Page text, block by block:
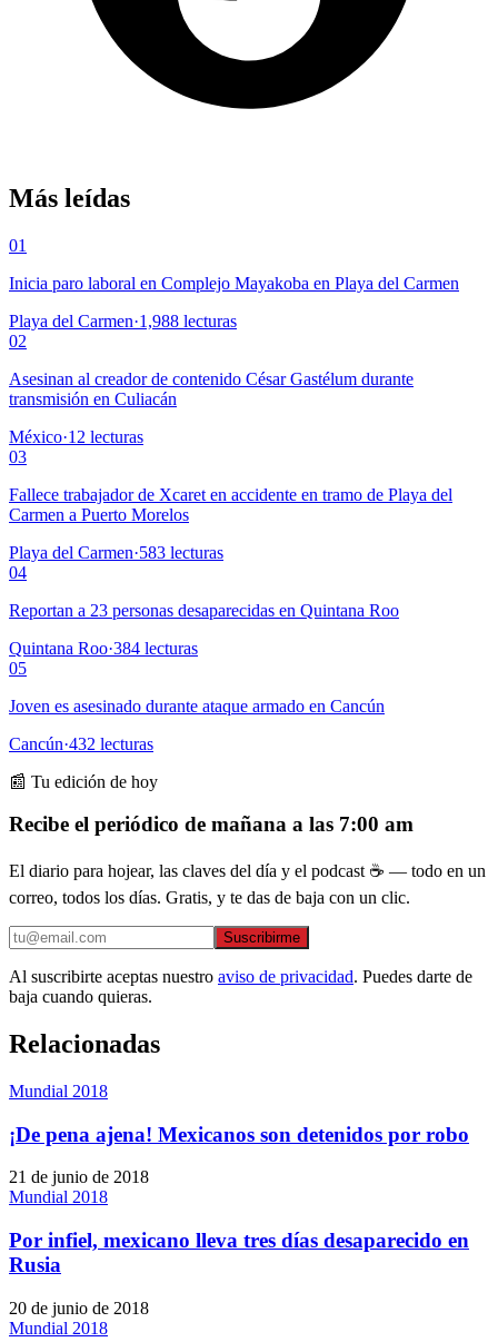
Más leídas
01
Inicia paro laboral en Complejo Mayakoba en Playa del Carmen
Playa del Carmen·1,988 lecturas
02
Asesinan al creador de contenido César Gastélum durante
transmisión en Culiacán
México·12 lecturas
03
Fallece trabajador de Xcaret en accidente en tramo de Playa del
Carmen a Puerto Morelos
Playa del Carmen·583 lecturas
04
Reportan a 23 personas desaparecidas en Quintana Roo
Quintana Roo·384 lecturas
05
Joven es asesinado durante ataque armado en Cancún
Cancún·432 lecturas
📰 Tu edición de hoy
Recibe el periódico de mañana a las 7:00 am
El diario para hojear, las claves del día y el podcast ☕ — todo en un
correo, todos los días. Gratis, y te das de baja con un clic.
Suscribirme
Al suscribirte aceptas nuestro aviso de privacidad. Puedes darte de
baja cuando quieras.
Relacionadas
Mundial 2018
¡De pena ajena! Mexicanos son detenidos por robo
21 de junio de 2018
Mundial 2018
Por infiel, mexicano lleva tres días desaparecido en
Rusia
20 de junio de 2018
Mundial 2018